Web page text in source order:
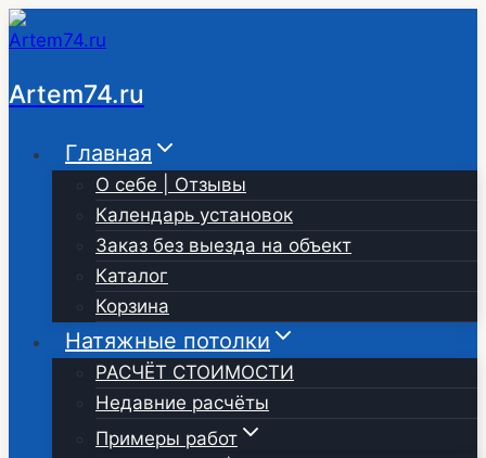
Перейти
к
содержимому
Artem74.ru
Главная
О себе | Отзывы
Календарь установок
Заказ без выезда на объект
Каталог
Корзина
Натяжные потолки
РАСЧЁТ СТОИМОСТИ
Недавние расчёты
Примеры работ